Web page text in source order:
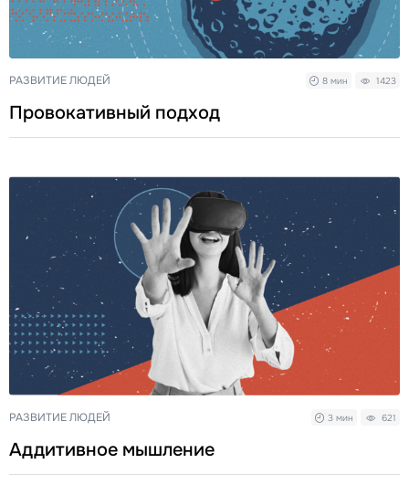
РАЗВИТИЕ ЛЮДЕЙ 8 мин 1423
Провокативный подход
РАЗВИТИЕ ЛЮДЕЙ 3 мин 621
Аддитивное мышление